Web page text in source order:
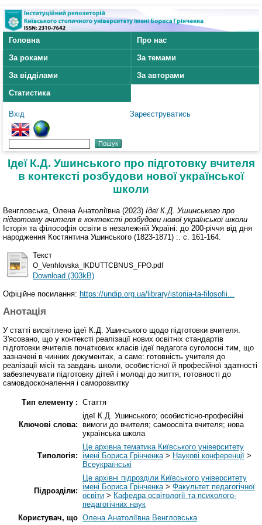
Головна
Про нас
За роками
За темами
За відділами
За авторами
Статистика
Вхід Зареєструватись
Ідеї К.Д. Ушинського про підготовку вчителя
в контексті розбудови нової української
школи
Венгловська, Олена Анатоліївна (2023) Ідеї К.Д. Ушинського про
підготовку вчителя в контексті розбудови нової української школи
Історія та філософія освіти в незалежній Україні: до 200-річчя від дня
народження Костянтина Ушинського (1823-1871) :. с. 161-164.
Текст
O_Venhlovska_IKDUTTCBNUS_FPO.pdf
Download (303kB)
Офіційне посилання: https://undip.org.ua/library/istoriia-ta-filosofii...
Анотація
У статті висвітлено ідеї К.Д. Ушинського щодо підготовки вчителя.
З'ясовано, що у контексті реалізації нових освітніх стандартів
підготовки вчителів початкових класів ідеї педагога суголосні тим, що
зазначені в чинних документах, а саме: готовність учителя до
реалізації місії та завдань школи, особистісної й професійної здатності
забезпечувати підготовку дітей і молоді до життя, готовності до
самовдосконалення і саморозвитку
Тип елементу : Стаття
Ключові слова:
ідеї К.Д. Ушинського; особистісно-професійні
вимоги до вчителя; самоосвіта вчителя; нова
українська школа
Типологія:
Це архівна тематика Київського університету
імені Бориса Грінченка> Наукові конференції >
Всеукраїнські
Підрозділи:
Це архівні підрозділи Київського університету
імені Бориса Грінченка> Факультет педагогічної
освіти > Кафедра освітології та психолого-
педагогічних наук
Користувач, що Олена Анатоліївна Венгловська